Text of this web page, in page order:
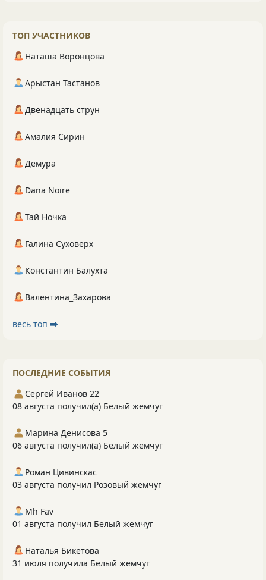
ТОП УЧАСТНИКОВ
Наташа Воронцова
Арыстан Тастанов
Двенадцать струн
Амалия Сирин
Демура
Dana Noire
Тай Ночка
Галина Суховерх
Константин Балухта
Валентина_Захарова
весь топ ⮕
ПОСЛЕДНИЕ СОБЫТИЯ
Сергей Иванов 22
08 августа получил(а) Белый жемчуг
Марина Денисова 5
06 августа получил(а) Белый жемчуг
Роман Цивинскас
03 августа получил Розовый жемчуг
Mh Fav
01 августа получил Белый жемчуг
Наталья Бикетова
31 июля получила Белый жемчуг